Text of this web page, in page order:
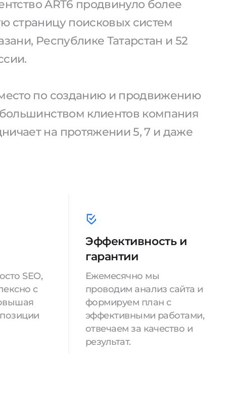
ART6 продвинуло более
страницу поисковых систем
Республике Татарстан и 52
место по созданию и продвижению
клиентов компания
на протяжении 5, 7 и даже
SEO,
с
Эффективность и
гарантии
Ежемесячно мы
проводим анализ сайта и
формируем план с
эффективными работами,
отвечаем за качество и
результат.